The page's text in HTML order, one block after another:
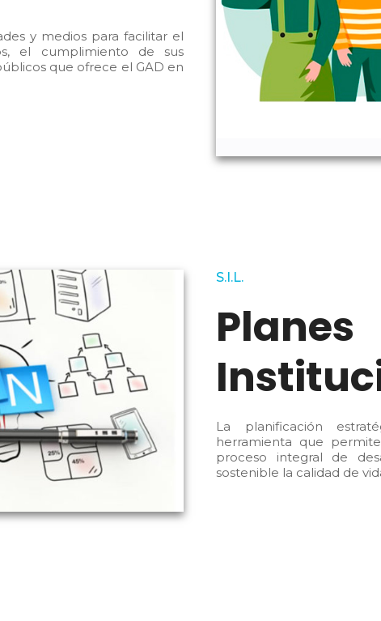
y medios para facilitar el
el cumplimiento de sus
que ofrece el GAD en
S.I.L.
Planes
La planificación
herramienta que
proceso integral de
sostenible la calidad de